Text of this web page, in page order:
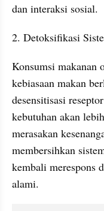
dan interaksi sosial.
2. Detoksifikasi
Konsumsi makanan
kebiasaan makan
desensitisasi
kebutuhan akan
merasakan
membersihkan
kembali merespons
alami.